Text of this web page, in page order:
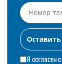
Я согласен с